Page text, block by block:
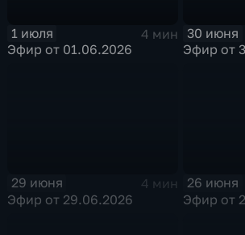
1 июля
4 мин
Эфир от 01.06.2026
30 июня
Эфир от
29 июня
4 мин
Эфир от 29.06.2026
26 июня
Эфир от